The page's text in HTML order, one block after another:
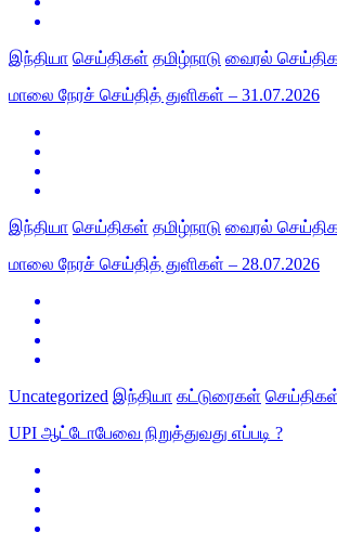
இந்தியா செய்திகள் தமிழ்நாடு வைரல்
மாலை நேரச் செய்தித் துளிகள் – 31.07.2026
இந்தியா செய்திகள் தமிழ்நாடு வைரல்
மாலை நேரச் செய்தித் துளிகள் – 28.07.2026
Uncategorized இந்தியா கட்டுரைகள்
UPI ஆட்டோபேவை நிறுத்துவது எப்படி ?